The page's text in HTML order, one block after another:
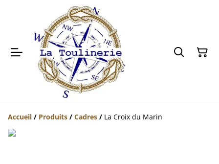
Accueil / Produits / Cadres / La Croix du Marin